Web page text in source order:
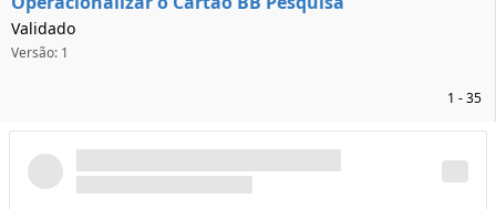
Validado
Versão: 1
1 - 35